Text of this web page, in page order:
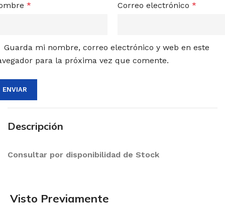
* Correo electrónico *
Guarda mi nombre, correo electrónico y web en este
para la próxima vez que comente.
Descripción
Consultar por disponibilidad de Stock
Visto Previamente